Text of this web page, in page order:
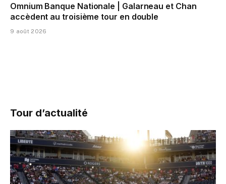
Omnium Banque Nationale | Galarneau et Chan
accèdent au troisième tour en double
9 août 2026
Tour d’actualité